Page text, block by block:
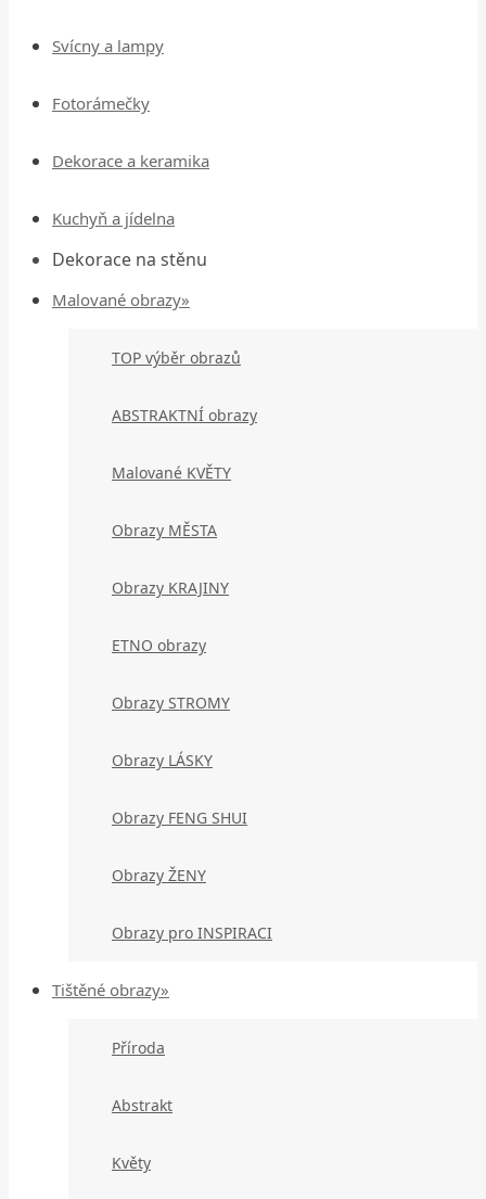
Svícny a lampy
Fotorámečky
Dekorace a keramika
Kuchyň a jídelna
Dekorace na stěnu
Malované obrazy»
TOP výběr obrazů
ABSTRAKTNÍ obrazy
Malované KVĚTY
Obrazy MĚSTA
Obrazy KRAJINY
ETNO obrazy
Obrazy STROMY
Obrazy LÁSKY
Obrazy FENG SHUI
Obrazy ŽENY
Obrazy pro INSPIRACI
Tištěné obrazy»
Příroda
Abstrakt
Květy